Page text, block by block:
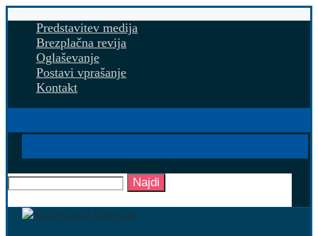
Predstavitev medija
Brezplačna revija
Oglaševanje
Postavi vprašanje
Kontakt
Najdi